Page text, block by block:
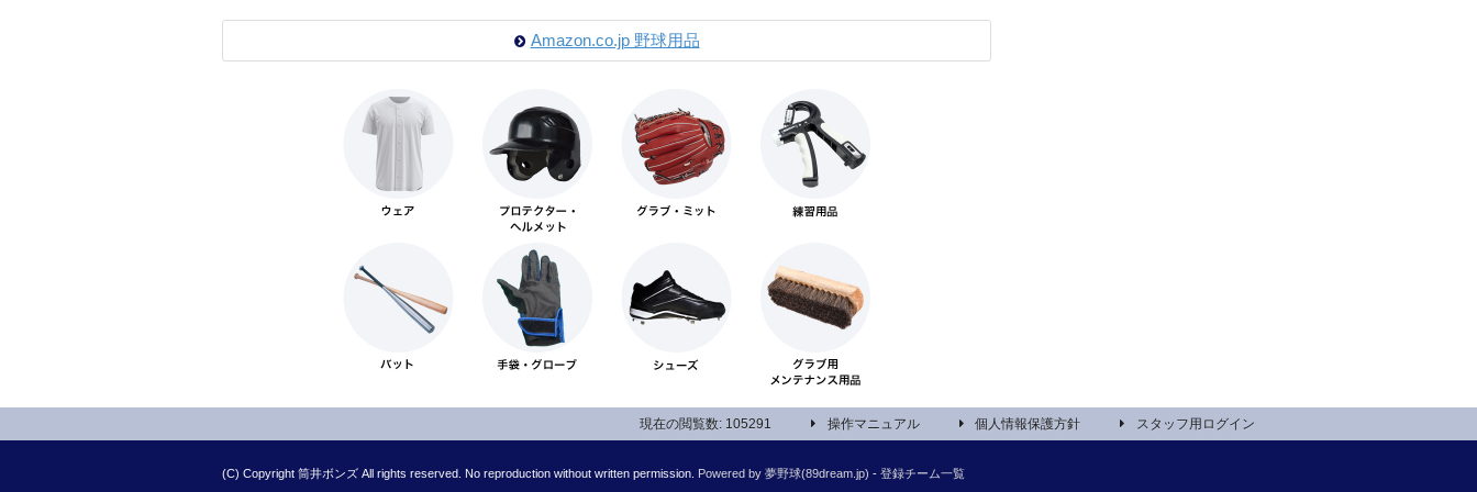
Amazon.co.jp 野球用品
現在の閲覧数: 105291 操作マニュアル 個人情報保護方針 スタッフ用ログイン
(C) Copyright 筒井ボンズ All rights reserved. No reproduction without written permission. Powered by 夢野球(89dream.jp) - 登録チーム一覧